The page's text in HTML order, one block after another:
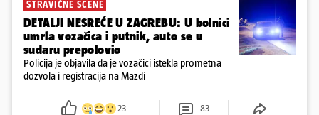
STRAVIČNE SCENE
DETALJI NESREĆE U ZAGREBU: U bolnici
umrla vozačica i putnik, auto se u
sudaru prepolovio
Policija je objavila da je vozačici istekla prometna
dozvola i registracija na Mazdi
23 83